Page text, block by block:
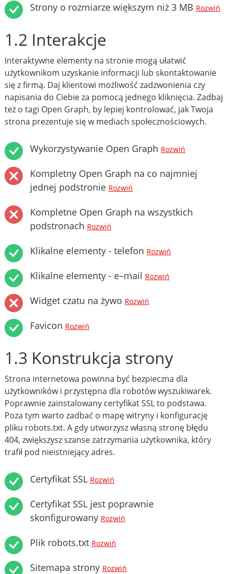
Strony o rozmiarze większym niż 3 MB Rozwiń
1.2 Interakcje
Interaktywne elementy na stronie mogą ułatwić
użytkownikom uzyskanie informacji lub skontaktowanie
się z firmą. Daj klientowi możliwość zadzwonienia czy
napisania do Ciebie za pomocą jednego kliknięcia. Zadbaj
też o tagi Open Graph, by lepiej kontrolować, jak Twoja
strona prezentuje się w mediach społecznościowych.
Wykorzystywanie Open Graph Rozwiń
Kompletny Open Graph na co najmniej
jednej podstronie Rozwiń
Kompletne Open Graph na wszystkich
podstronach Rozwiń
Klikalne elementy - telefon Rozwiń
Klikalne elementy - e–mail Rozwiń
Widget czatu na żywo Rozwiń
Favicon Rozwiń
1.3 Konstrukcja strony
Strona internetowa powinna być bezpieczna dla
użytkowników i przystępna dla robotów wyszukiwarek.
Poprawnie zainstalowany certyfikat SSL to podstawa.
Poza tym warto zadbać o mapę witryny i konfigurację
pliku robots.txt. A gdy utworzysz własną stronę błędu
404, zwiększysz szanse zatrzymania użytkownika, który
trafił pod nieistniejący adres.
Certyfikat SSL Rozwiń
Certyfikat SSL jest poprawnie
skonfigurowany Rozwiń
Plik robots.txt Rozwiń
Sitemapa strony Rozwiń